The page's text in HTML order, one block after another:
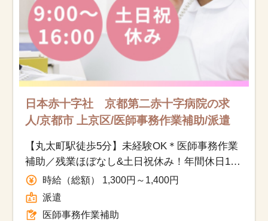
日本赤十字社 京都第二赤十字病院の求
人/京都市 上京区/医師事務作業補助/派遣
【丸太町駅徒歩5分】未経験OK＊医師事務作業
補助／残業ほぼなし&土日祝休み！年間休日130
日以上時給（総額） 1,300円～1,400円
派遣
医師事務作業補助